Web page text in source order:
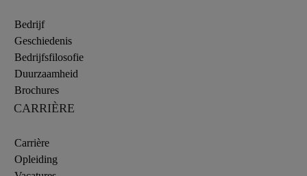
Bedrijf
Geschiedenis
Bedrijfsfilosofie
Duurzaamheid
Brochures
CARRIÈRE
Carrière
Opleiding